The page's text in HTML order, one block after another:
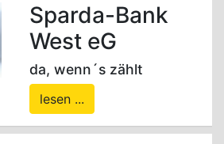
Sparda-Bank
West eG
da, wenn´s zählt
lesen ...